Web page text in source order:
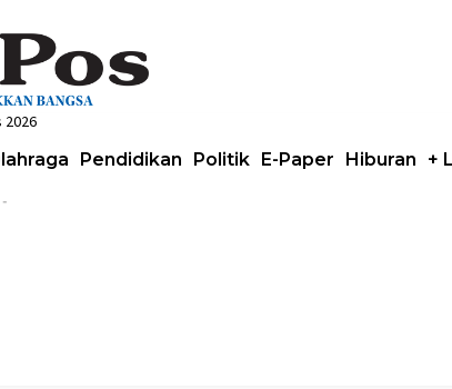
2026
Pendidikan Politik E-Paper Hiburan +
-